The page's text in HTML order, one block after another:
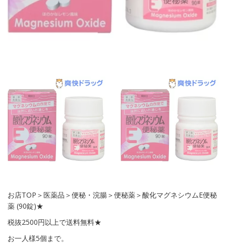
お店TOP＞医薬品＞便秘・浣腸＞便秘薬＞酸化マグネシウムE便秘
薬 (90錠)★
税抜2500円以上で送料無料★
お一人様5個まで。